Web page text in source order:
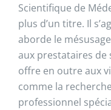
Scientifique de
plus d’un titre. Il
aborde le
aux prestataires de
offre en outre aux
comme la
professionnel